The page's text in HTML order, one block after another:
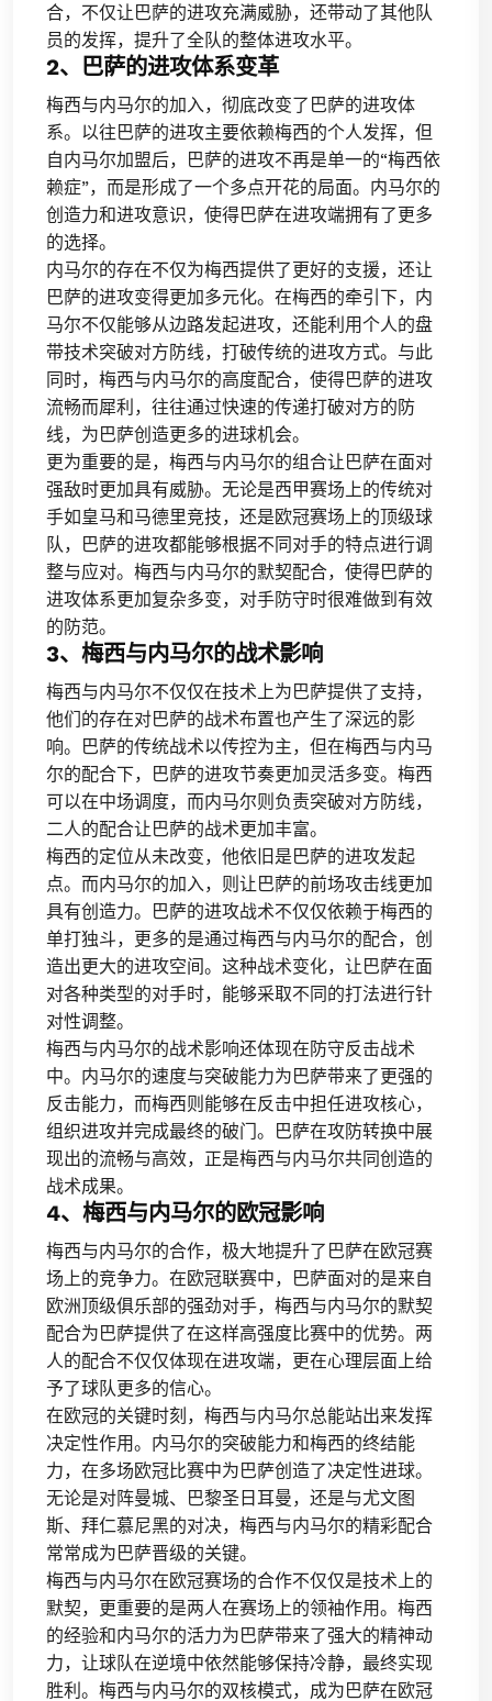
合，不仅让巴萨的进攻充满威胁，还带动了其他队
员的发挥，提升了全队的整体进攻水平。
2、巴萨的进攻体系变革
梅西与内马尔的加入，彻底改变了巴萨的进攻体
系。以往巴萨的进攻主要依赖梅西的个人发挥，但
自内马尔加盟后，巴萨的进攻不再是单一的“梅西依
赖症”，而是形成了一个多点开花的局面。内马尔的
创造力和进攻意识，使得巴萨在进攻端拥有了更多
的选择。
内马尔的存在不仅为梅西提供了更好的支援，还让
巴萨的进攻变得更加多元化。在梅西的牵引下，内
马尔不仅能够从边路发起进攻，还能利用个人的盘
带技术突破对方防线，打破传统的进攻方式。与此
同时，梅西与内马尔的高度配合，使得巴萨的进攻
流畅而犀利，往往通过快速的传递打破对方的防
线，为巴萨创造更多的进球机会。
更为重要的是，梅西与内马尔的组合让巴萨在面对
强敌时更加具有威胁。无论是西甲赛场上的传统对
手如皇马和马德里竞技，还是欧冠赛场上的顶级球
队，巴萨的进攻都能够根据不同对手的特点进行调
整与应对。梅西与内马尔的默契配合，使得巴萨的
进攻体系更加复杂多变，对手防守时很难做到有效
的防范。
3、梅西与内马尔的战术影响
梅西与内马尔不仅仅在技术上为巴萨提供了支持，
他们的存在对巴萨的战术布置也产生了深远的影
响。巴萨的传统战术以传控为主，但在梅西与内马
尔的配合下，巴萨的进攻节奏更加灵活多变。梅西
可以在中场调度，而内马尔则负责突破对方防线，
二人的配合让巴萨的战术更加丰富。
梅西的定位从未改变，他依旧是巴萨的进攻发起
点。而内马尔的加入，则让巴萨的前场攻击线更加
具有创造力。巴萨的进攻战术不仅仅依赖于梅西的
单打独斗，更多的是通过梅西与内马尔的配合，创
造出更大的进攻空间。这种战术变化，让巴萨在面
对各种类型的对手时，能够采取不同的打法进行针
对性调整。
梅西与内马尔的战术影响还体现在防守反击战术
中。内马尔的速度与突破能力为巴萨带来了更强的
反击能力，而梅西则能够在反击中担任进攻核心，
组织进攻并完成最终的破门。巴萨在攻防转换中展
现出的流畅与高效，正是梅西与内马尔共同创造的
战术成果。
4、梅西与内马尔的欧冠影响
梅西与内马尔的合作，极大地提升了巴萨在欧冠赛
场上的竞争力。在欧冠联赛中，巴萨面对的是来自
欧洲顶级俱乐部的强劲对手，梅西与内马尔的默契
配合为巴萨提供了在这样高强度比赛中的优势。两
人的配合不仅仅体现在进攻端，更在心理层面上给
予了球队更多的信心。
在欧冠的关键时刻，梅西与内马尔总能站出来发挥
决定性作用。内马尔的突破能力和梅西的终结能
力，在多场欧冠比赛中为巴萨创造了决定性进球。
无论是对阵曼城、巴黎圣日耳曼，还是与尤文图
斯、拜仁慕尼黑的对决，梅西与内马尔的精彩配合
常常成为巴萨晋级的关键。
梅西与内马尔在欧冠赛场的合作不仅仅是技术上的
默契，更重要的是两人在赛场上的领袖作用。梅西
的经验和内马尔的活力为巴萨带来了强大的精神动
力，让球队在逆境中依然能够保持冷静，最终实现
胜利。梅西与内马尔的双核模式，成为巴萨在欧冠